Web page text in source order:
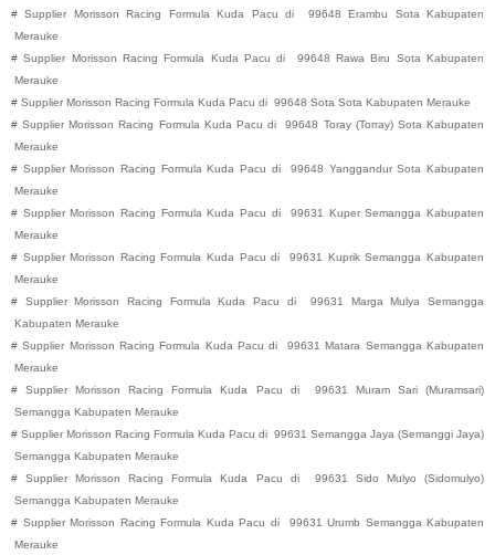
# Supplier Morisson Racing Formula Kuda Pacu di 99648 Erambu Sota Kabupaten
Merauke
# Supplier Morisson Racing Formula Kuda Pacu di 99648 Rawa Biru Sota Kabupaten
Merauke
# Supplier Morisson Racing Formula Kuda Pacu di 99648 Sota Sota Kabupaten Merauke
# Supplier Morisson Racing Formula Kuda Pacu di 99648 Toray (Torray) Sota Kabupaten
Merauke
# Supplier Morisson Racing Formula Kuda Pacu di 99648 Yanggandur Sota Kabupaten
Merauke
# Supplier Morisson Racing Formula Kuda Pacu di 99631 Kuper Semangga Kabupaten
Merauke
# Supplier Morisson Racing Formula Kuda Pacu di 99631 Kuprik Semangga Kabupaten
Merauke
#
Supplier Morisson Racing Formula Kuda Pacu di 99631 Marga Mulya
Semangga
Kabupaten Merauke
# Supplier Morisson Racing Formula Kuda Pacu di 99631 Matara Semangga Kabupaten
Merauke
#
Supplier Morisson Racing Formula Kuda Pacu di 99631
Muram Sari (Muramsari)
Semangga Kabupaten Merauke
# Supplier Morisson Racing Formula Kuda Pacu di 99631 Semangga Jaya (Semanggi Jaya)
Semangga Kabupaten Merauke
#
Supplier Morisson Racing Formula Kuda Pacu di 99631
Sido Mulyo (Sidomulyo)
Semangga Kabupaten Merauke
# Supplier Morisson Racing Formula Kuda Pacu di 99631 Urumb Semangga Kabupaten
Merauke